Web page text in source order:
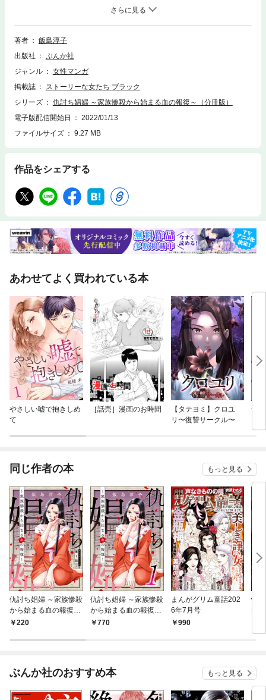
せられて追い返されてしまう。母と妹の元に帰った乃々が目にした光景は
幼い乃々を絶望の淵に陥れて──!?天涯孤独の身で復讐だけを生きがいに地
獄を渡り歩く女の一生を描く大型連載スタート!!※この作品は、『ストーリ
ーな女たち ブラックVol.54』に収録されています。重複購入にご注意く
著者
飯島淳子
出版社
ぶんか社
ジャンル
女性マンガ
掲載誌
ストーリーな女たち ブラック
シリーズ
仇討ち娼婦 ～家族惨殺から始まる血の報復～（分冊版）
電子版配信開始日
2022/01/13
ファイルサイズ
9.27 MB
作品をシェアする
あわせてよく買われている本
やさしい嘘で抱きしめ
て
［話売］漫画のお時間
【タテヨミ】クロユ
リ〜復讐サークル〜
子
同じ作者の本 もっと見る
仇討ち娼婦 ～家族惨殺
から始まる血の報復～
（分冊版） 【第1
220
仇討ち娼婦 ～家族惨殺
から始まる血の報復
～ （1）
770
まんがグリム童話202
6年7月号
990
怖
た
ぶんか社のおすすめ本 もっと見る